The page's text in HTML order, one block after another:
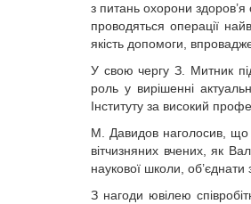
з питань охорони здоров’я
проводяться операції
якість допомоги,
У свою чергу З. Митник
роль у вирішенні
Інституту за високий
М. Давидов наголосив, що
вітчизняних вчених, як
наукової школи, об’єднати
З нагоди ювілею